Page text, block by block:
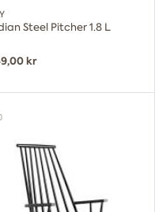
Steel Pitcher 1.8 L
kr